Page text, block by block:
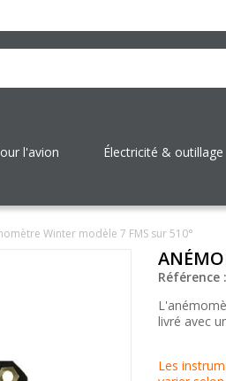
l'avion Électricité & outillage
Winter modèle 7 FMS sur 510°
Référence :
livré avec
Les